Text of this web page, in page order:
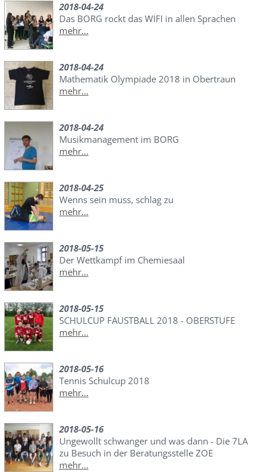
2018-04-24
Das BORG rockt das WIFI in allen Sprachen
mehr...
2018-04-24
Mathematik Olympiade 2018 in Obertraun
mehr...
2018-04-24
Musikmanagement im BORG
mehr...
2018-04-25
Wenns sein muss, schlag zu
mehr...
2018-05-15
Der Wettkampf im Chemiesaal
mehr...
2018-05-15
SCHULCUP FAUSTBALL 2018 - OBERSTUFE
mehr...
2018-05-16
Tennis Schulcup 2018
mehr...
2018-05-16
Ungewollt schwanger und was dann - Die 7LA
zu Besuch in der Beratungsstelle ZOE
mehr...